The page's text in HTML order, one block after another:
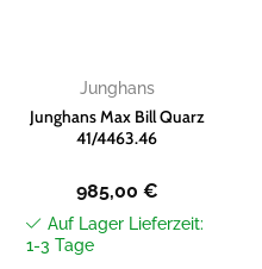
Junghans
Junghans Max Bill Quarz
41/4463.46
985,00 €
Auf Lager Lieferzeit:
1-3 Tage